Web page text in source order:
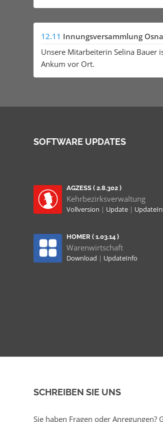
12.11 Innungsversammlung
Unsere Mitarbeiterin Selina Bauer
Ankum vor Ort.
SOFTWARE UPDATES
AGZESS ( 2.8.302 )
Kehrbezirksverwaltung
Vollversion | Update |
HOMER ( 1.03.14 )
Warenwirtschaft
Download | UpdateInfo
SCHREIBEN SIE UNS
Sie haben Fragen oder Anregungen?